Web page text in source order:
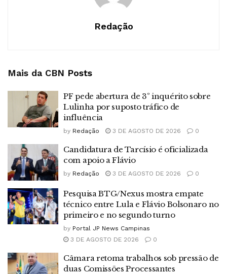
Redação
Mais da CBN Posts
PF pede abertura de 3º inquérito sobre
Lulinha por suposto tráfico de
influência
by Redação 3 DE AGOSTO DE 2026 0
Candidatura de Tarcísio é oficializada
com apoio a Flávio
by Redação 3 DE AGOSTO DE 2026 0
Pesquisa BTG/Nexus mostra empate
técnico entre Lula e Flávio Bolsonaro no
primeiro e no segundo turno
by Portal JP News Campinas
3 DE AGOSTO DE 2026
0
Câmara retoma trabalhos sob pressão de
duas Comissões Processantes